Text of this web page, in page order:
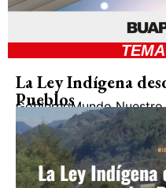
La Ley Indígena
Pueblos
GobiernoMundo Nuestro